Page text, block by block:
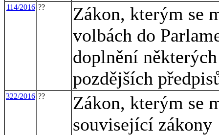
114/2016 ??
Zákon, kterým se
volbách do
doplnění
pozdějších
322/2016 ??
Zákon, kterým se
související zákony